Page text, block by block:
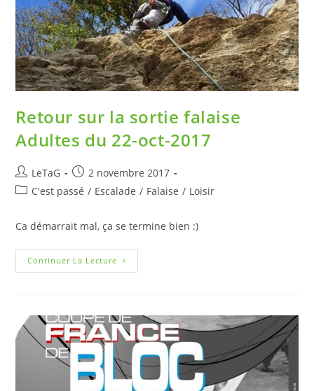
Retour sur la sortie falaise
Adultes du 22-oct-2017
LeTaG
2 novembre 2017
C'est passé / Escalade / Falaise / Loisir
Ca démarrait mal, ça se termine bien :)
Continuer La Lecture